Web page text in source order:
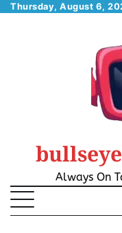
SkipThursday, August 6,
Always On